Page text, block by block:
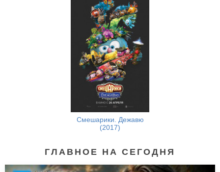
Смешарики. Дежавю
(2017)
ГЛАВНОЕ НА СЕГОДНЯ